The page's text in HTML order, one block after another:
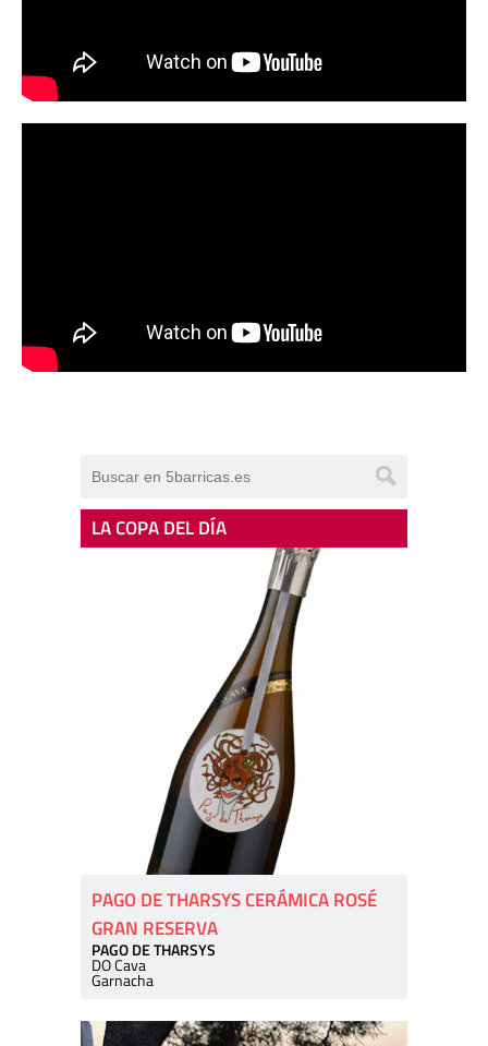
LA COPA DEL DÍA
PAGO DE THARSYS CERÁMICA ROSÉ
GRAN RESERVA
PAGO DE THARSYS
DO Cava
Garnacha